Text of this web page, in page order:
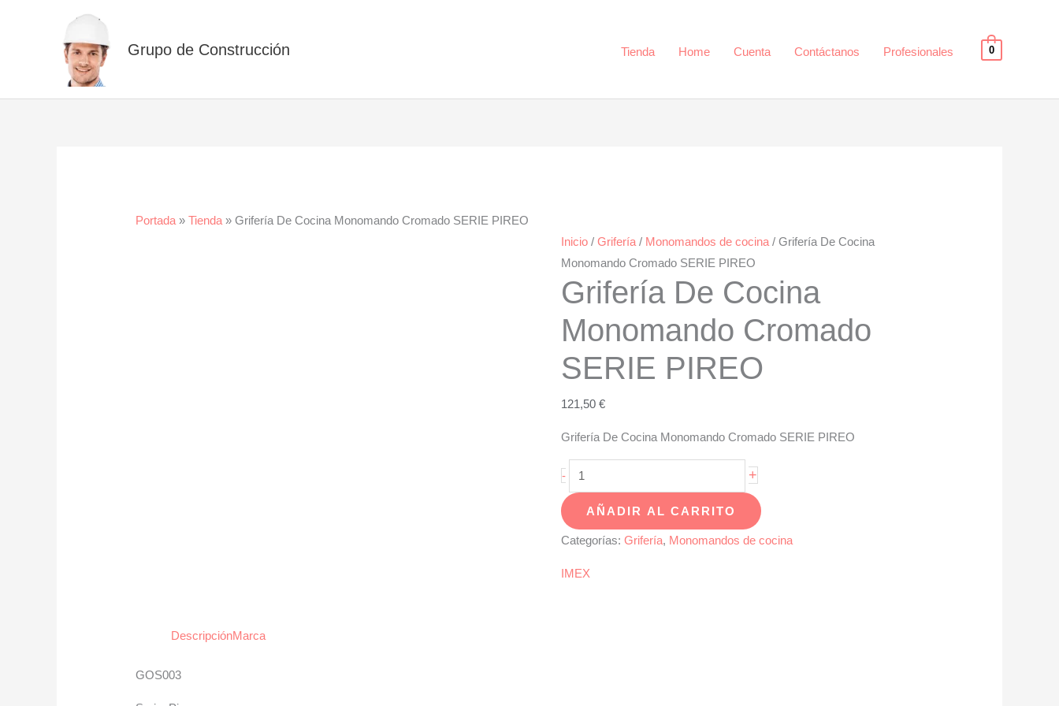
Grupo de Construcción Tienda Home Cuenta Contáctanos Profesionales 0
Portada »Tienda »Grifería De Cocina Monomando Cromado SERIE PIREO
Inicio / Grifería / Monomandos de cocina / Grifería De Cocina
Monomando Cromado SERIE PIREO
Grifería De Cocina
Monomando Cromado
SERIE PIREO
121,50 €
Grifería De Cocina Monomando Cromado SERIE PIREO
-
Grifería
De
Cocina
Monomando
SERIE
+
AÑADIR AL CARRITO
Categorías: Grifería, Monomandos de cocina
IMEX
DescripciónMarca
GOS003
PIREO